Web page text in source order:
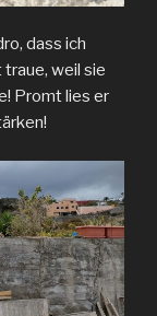
dass ich
weil sie
Promt lies er